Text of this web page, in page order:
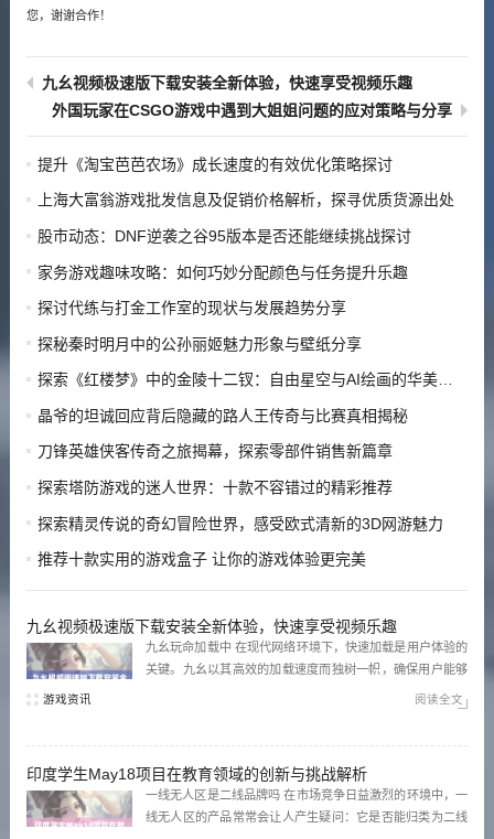
您，谢谢合作！
九幺视频极速版下载安装全新体验，快速享受视频乐趣
外国玩家在CSGO游戏中遇到大姐姐问题的应对策略与分享
提升《淘宝芭芭农场》成长速度的有效优化策略探讨
上海大富翁游戏批发信息及促销价格解析，探寻优质货源出处
股市动态：DNF逆袭之谷95版本是否还能继续挑战探讨
家务游戏趣味攻略：如何巧妙分配颜色与任务提升乐趣
探讨代练与打金工作室的现状与发展趋势分享
探秘秦时明月中的公孙丽姬魅力形象与壁纸分享
探索《红楼梦》中的金陵十二钗：自由星空与AI绘画的华美结合
晶爷的坦诚回应背后隐藏的路人王传奇与比赛真相揭秘
刀锋英雄侠客传奇之旅揭幕，探索零部件销售新篇章
探索塔防游戏的迷人世界：十款不容错过的精彩推荐
探索精灵传说的奇幻冒险世界，感受欧式清新的3D网游魅力
推荐十款实用的游戏盒子 让你的游戏体验更完美
九幺视频极速版下载安装全新体验，快速享受视频乐趣
九幺玩命加载中 在现代网络环境下，快速加载是用户体验的
关键。九幺以其高效的加载速度而独树一帜，确保用户能够
在最短时间内访问所需内容。无论是视频播放还是应用功
能，九幺都能提供流畅的体验，让用户不再为加载时间而烦
游戏资讯 阅读全文
印度学生May18项目在教育领域的创新与挑战解析
一线无人区是二线品牌吗 在市场竞争日益激烈的环境中，一
线无人区的产品常常会让人产生疑问：它是否能归类为二线